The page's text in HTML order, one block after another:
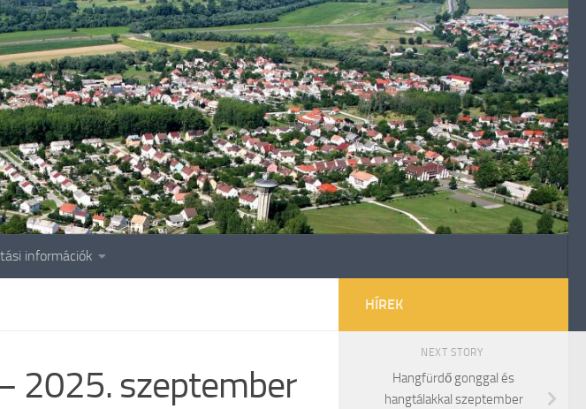
információk
2025. szeptember
HÍREK
NEXT STORY
Hangfürdő gonggal és
hangtálakkal szeptember